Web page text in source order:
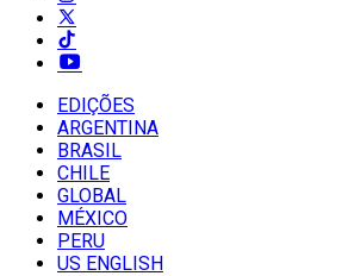
EDIÇÕES
ARGENTINA
BRASIL
CHILE
GLOBAL
MÉXICO
PERU
US ENGLISH